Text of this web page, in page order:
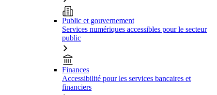
Public et gouvernement
Services numériques accessibles pour le secteur
public
Finances
Accessibilité pour les services bancaires et
financiers